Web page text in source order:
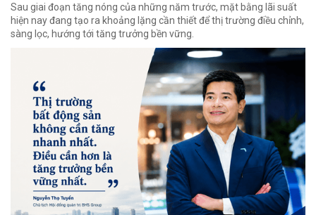
Sau giai đoạn tăng nóng của những năm trước, mặt bằng lãi suất
hiện nay đang tạo ra khoảng lặng cần thiết để thị trường điều chỉnh,
sàng lọc, hướng tới tăng trưởng bền vững.